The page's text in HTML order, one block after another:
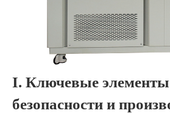
I. Ключевые элементы
безопасности и